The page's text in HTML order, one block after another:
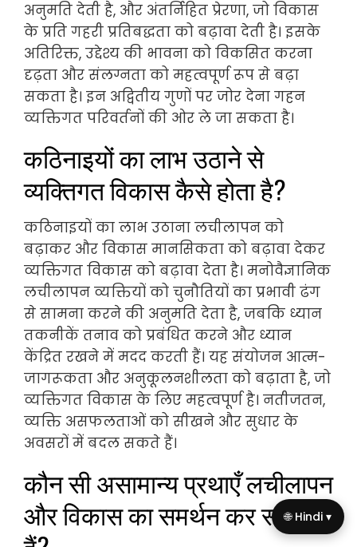
अनुमति देती है, और अंतर्निहित प्रेरणा, जो विकास
के प्रति गहरी प्रतिबद्धता को बढ़ावा देती है। इसके
अतिरिक्त, उद्देश्य की भावना को विकसित करना
दृढ़ता और संलग्नता को महत्वपूर्ण रूप से बढ़ा
सकता है। इन अद्वितीय गुणों पर जोर देना गहन
व्यक्तिगत परिवर्तनों की ओर ले जा सकता है।
कठिनाइयों का लाभ उठाने से
व्यक्तिगत विकास कैसे होता है?
कठिनाइयों का लाभ उठाना लचीलापन को
बढ़ाकर और विकास मानसिकता को बढ़ावा देकर
व्यक्तिगत विकास को बढ़ावा देता है। मनोवैज्ञानिक
लचीलापन व्यक्तियों को चुनौतियों का प्रभावी ढंग
से सामना करने की अनुमति देता है, जबकि ध्यान
तकनीकें तनाव को प्रबंधित करने और ध्यान
केंद्रित रखने में मदद करती हैं। यह संयोजन आत्म-
जागरूकता और अनुकूलनशीलता को बढ़ाता है, जो
व्यक्तिगत विकास के लिए महत्वपूर्ण है। नतीजतन,
व्यक्ति असफलताओं को सीखने और सुधार के
अवसरों में बदल सकते हैं।
कौन सी असामान्य प्रथाएँ लचीलापन
और विकास का समर्थन कर सकती
🌐 Hindi ▾